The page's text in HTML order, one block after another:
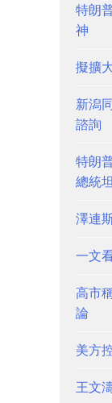
特朗
神
擬擴
新潟
諮詢
特朗
總統
澤連
一文
高市
論
美方
王文